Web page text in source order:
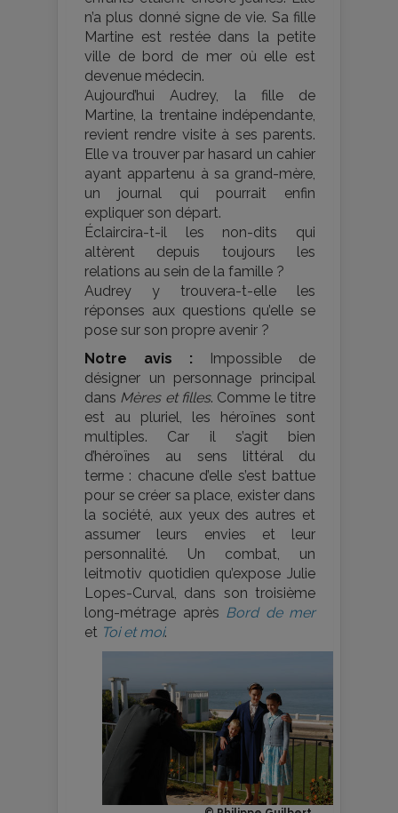
n’a plus donné signe de vie. Sa fille
Martine est restée dans la petite
ville de bord de mer où elle est
devenue médecin.
Aujourd’hui Audrey, la fille de
Martine, la trentaine indépendante,
revient rendre visite à ses parents.
Elle va trouver par hasard un cahier
ayant appartenu à sa grand-mère,
un journal qui pourrait enfin
expliquer son départ.
Éclaircira-t-il les non-dits qui
altèrent depuis toujours les
relations au sein de la famille ?
Audrey y trouvera-t-elle les
réponses aux questions qu’elle se
pose sur son propre avenir ?
Notre avis : Impossible de
désigner un personnage principal
dans Mères et filles. Comme le titre
est au pluriel, les héroïnes sont
multiples. Car il s’agit bien
d’héroïnes au sens littéral du
terme : chacune d’elle s’est battue
pour se créer sa place, exister dans
la société, aux yeux des autres et
assumer leurs envies et leur
personnalité. Un combat, un
leitmotiv quotidien qu’expose Julie
Lopes-Curval, dans son troisième
long-métrage après Bord de mer
et Toi et moi.